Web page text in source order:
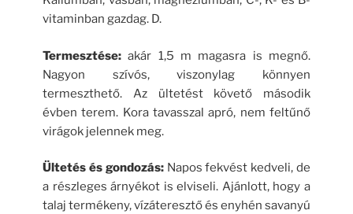
vitaminban gazdag. D.
Termesztése: akár 1,5 m magasra is megnő.
Nagyon szívós, viszonylag könnyen
termeszthető. Az ültetést követő második
évben terem. Kora tavasszal apró, nem feltűnő
virágok jelennek meg.
Ültetés és gondozás:Napos fekvést kedveli, de
a részleges árnyékot is elviseli. Ajánlott, hogy a
talaj termékeny, vízáteresztő és enyhén savanyú